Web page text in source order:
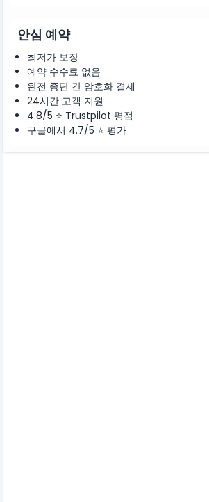
안심 예약
최저가 보장
예약 수수료 없음
완전 종단 간 암호화 결제
24시간 고객 지원
4.8/5 ⭐ Trustpilot 평점
구글에서 4.7/5 ⭐ 평가